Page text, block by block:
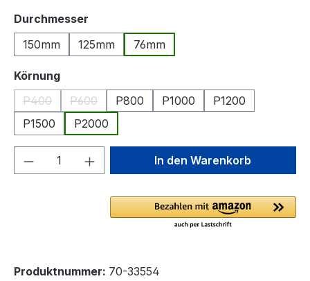
Durchmesser
150mm
125mm 76mm
Körnungauswählen
P400
(Diese Option ist zurzeit nicht verfügbar.)
P600
(Diese Option ist zurzeit nicht verfügbar.)
P800 P1000
P1200
P1500
P2000
Produkt Anzahl: Gib denIn den Warenkorb
Produktnummer: 70-33554